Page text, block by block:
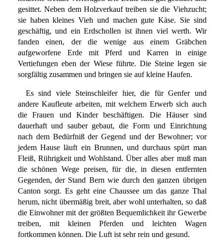
gesittet. Neben dem Holzverkauf treiben sie die Viehzucht;
sie haben kleines Vieh und machen gute Käse. Sie sind
geschäftig, und ein Erdschollen ist ihnen viel werth. Wir
fanden einen, der die wenige aus einem Gräbchen
aufgeworfene Erde mit Pferd und Karren in einige
Vertiefungen eben der Wiese führte. Die Steine legen sie
sorgfältig zusammen und bringen sie auf kleine Haufen.
Es sind viele Steinschleifer hier, die für Genfer und
andere Kaufleute arbeiten, mit welchem Erwerb sich auch
die Frauen und Kinder beschäftigen. Die Häuser sind
dauerhaft und sauber gebaut, die Form und Einrichtung
nach dem Bedürfniß der Gegend und der Bewohner; vor
jedem Hause läuft ein Brunnen, und durchaus spürt man
Fleiß, Rührigkeit und Wohlstand. Über alles aber muß man
die schönen Wege preisen, für die, in diesen entfernten
Gegenden, der Stand Bern wie durch den ganzen übrigen
Canton sorgt. Es geht eine Chaussee um das ganze Thal
herum, nicht übermäßig breit, aber wohl unterhalten, so daß
die Einwohner mit der größten Bequemlichkeit ihr Gewerbe
treiben, mit kleinen Pferden und leichten Wagen
fortkommen können. Die Luft ist sehr rein und gesund.